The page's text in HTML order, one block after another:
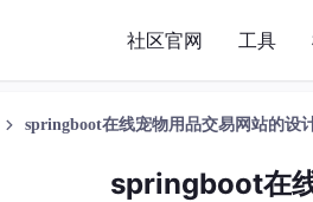
社区官网 工具
springboot在线宠物用品交易网站的设
springboot在